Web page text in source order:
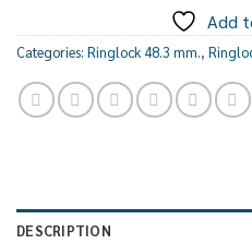
Add
Categories: Ringlock 48.3 mm.,
DESCRIPTION